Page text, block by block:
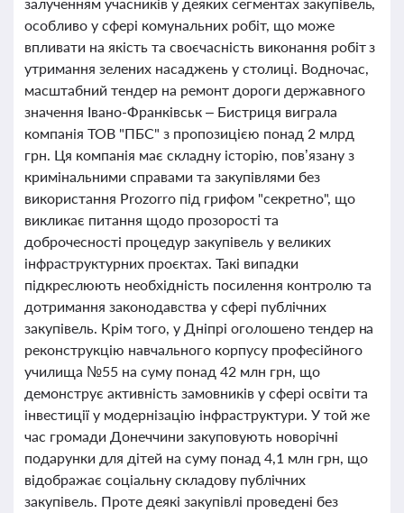
особливо у сфері комунальних робіт, що може
впливати на якість та своєчасність виконання робіт з
утримання зелених насаджень у столиці. Водночас,
масштабний тендер на ремонт дороги державного
значення Івано-Франківськ – Бистриця виграла
компанія ТОВ "ПБС" з пропозицією понад 2 млрд
грн. Ця компанія має складну історію, пов’язану з
кримінальними справами та закупівлями без
використання Prozorro під грифом "секретно", що
викликає питання щодо прозорості та
доброчесності процедур закупівель у великих
інфраструктурних проєктах. Такі випадки
підкреслюють необхідність посилення контролю та
дотримання законодавства у сфері публічних
закупівель. Крім того, у Дніпрі оголошено тендер на
реконструкцію навчального корпусу професійного
училища №55 на суму понад 42 млн грн, що
демонструє активність замовників у сфері освіти та
інвестиції у модернізацію інфраструктури. У той же
час громади Донеччини закуповують новорічні
подарунки для дітей на суму понад 4,1 млн грн, що
відображає соціальну складову публічних
закупівель. Проте деякі закупівлі проведені без